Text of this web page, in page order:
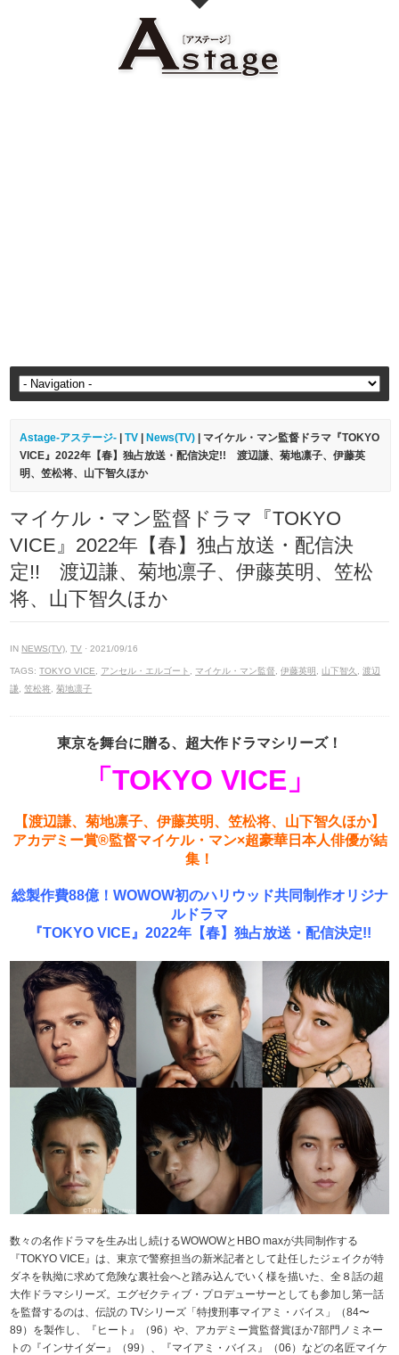
Astage-アステージ- |TV News(TV) | マイケル・マン監督ドラマ『TOKYO
VICE』2022年【春】独占放送・配信決定!! 渡辺謙、菊地凛子、伊藤英
明、笠松将、山下智久ほか
マイケル・マン監督ドラマ『TOKYO
VICE』2022年【春】独占放送・配信決
定!! 渡辺謙、菊地凛子、伊藤英明、笠松
将、山下智久ほか
IN NEWS(TV) ,TV · 2021/09/16
TAGS:TOKYO VICE アンセル・エルゴート マイケル・マン監督 ,伊藤英明 山下智久 ,渡辺
謙 ,笠松将 ,菊地凛子
東京を舞台に贈る、超大作ドラマシリーズ！
「TOKYO VICE」
【渡辺謙、菊地凛子、伊藤英明、笠松将、山下智久ほか】
アカデミー賞®︎監督マイケル・マン×超豪華日本人俳優が結
集！
総製作費88億！WOWOW初のハリウッド共同制作オリジナ
ルドラマ
『TOKYO VICE』2022年【春】独占放送・配信決定!!
数々の名作ドラマを生み出し続けるWOWOWとHBO maxが共同制作する
『TOKYO VICE』は、東京で警察担当の新米記者として赴任したジェイクが特
ダネを執拗に求めて危険な裏社会へと踏み込んでいく様を描いた、全８話の超
大作ドラマシリーズ。エグゼクティブ・プロデューサーとしても参加し第一話
を監督するのは、伝説の TVシリーズ「特捜刑事マイアミ・バイス」（84〜
89）を製作し、『ヒート』（96）や、アカデミー賞監督賞ほか7部門ノミネー
トの『インサイダー』（99）、『マイアミ・バイス』（06）などの名匠マイケ